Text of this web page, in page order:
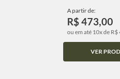
A partir de:
R$ 473,00
ou em até 10x de
VER